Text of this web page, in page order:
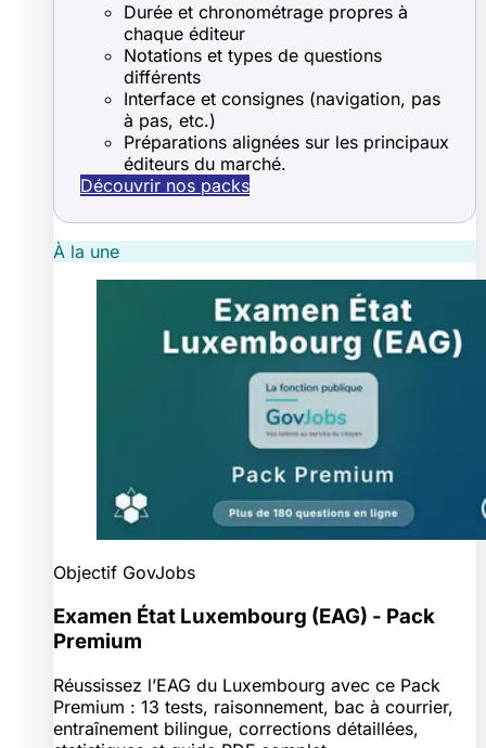
Durée et chronométrage propres à
chaque éditeur
Notations et types de questions
différents
Interface et consignes (navigation, pas
à pas, etc.)
Préparations alignées sur les principaux
éditeurs du marché.
Découvrir nos packs
À la une
Objectif GovJobs
Examen État Luxembourg (EAG) - Pack
Premium
Réussissez l’EAG du Luxembourg avec ce Pack
Premium : 13 tests, raisonnement, bac à courrier,
entraînement bilingue, corrections détaillées,